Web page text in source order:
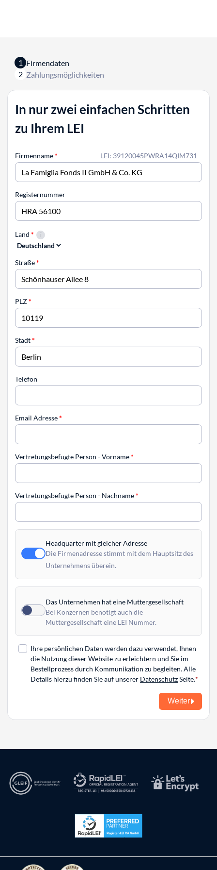
1 Firmendaten
2 Zahlungsmöglichkeiten
In nur zwei einfachen Schritten
zu Ihrem LEI
LEI: 39120045PWRA14QIM731
Firmenname*
Registernummer
Land *
Straße*
PLZ*
Stadt*
Telefon
Email Adresse*
Vertretungsbefugte Person - Vorname*
Vertretungsbefugte Person - Nachname*
Headquarter mit gleicher Adresse
Die Firmenadresse stimmt mit dem Hauptsitz des
Unternehmens überein.
Das Unternehmen hat eine Muttergesellschaft
Bei Konzernen benötigt auch die
Muttergesellschaft eine LEI Nummer.
Ihre persönlichen Daten werden dazu verwendet, Ihnen
die Nutzung dieser Website zu erleichtern und Sie im
Bestellprozess durch Kommunikation zu begleiten. Alle
Details hierzu finden Sie auf unserer DatenschutzSeite.
Weiter